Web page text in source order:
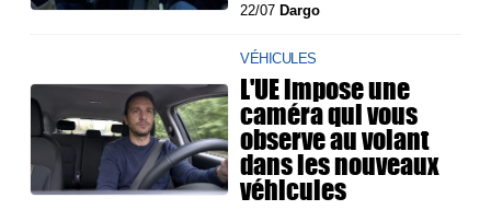
22/07 Dargo
VÉHICULES
L'UE impose une
caméra qui vous
observe au volant
dans les nouveaux
véhicules